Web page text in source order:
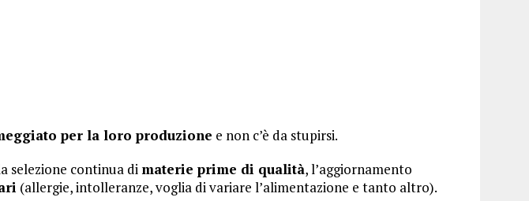
per la loro produzione e non c’è da stupirsi.
selezione continua di materie prime di qualità, l’aggiornamento
(allergie, intolleranze, voglia di variare l’alimentazione e tanto altro).